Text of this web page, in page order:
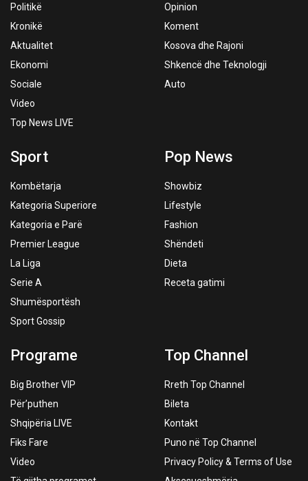
Politikë
Kronikë
Aktualitet
Ekonomi
Sociale
Video
Top News LIVE
Opinion
Koment
Kosova dhe Rajoni
Shkencë dhe Teknologji
Auto
Sport
Kombëtarja
Kategoria Superiore
Kategoria e Parë
Premier League
La Liga
Serie A
Shumësportësh
Sport Gossip
Pop News
Showbiz
Lifestyle
Fashion
Shëndeti
Dieta
Receta gatimi
Programe
Big Brother VIP
Për’puthen
Shqipëria LIVE
Fiks Fare
Video
Top Channel
Rreth Top Channel
Bileta
Kontakt
Puno në Top Channel
Privacy Policy & Terms of Use